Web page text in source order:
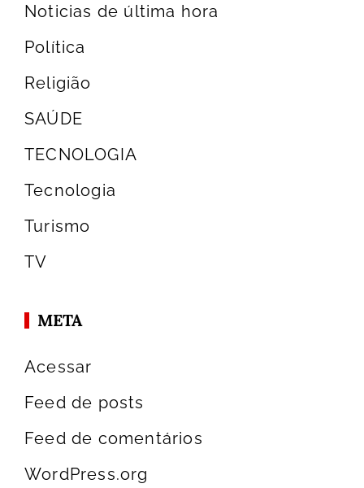
Noticias de última hora
Política
Religião
SAÚDE
TECNOLOGIA
Tecnologia
Turismo
TV
META
Acessar
Feed de posts
Feed de comentários
WordPress.org